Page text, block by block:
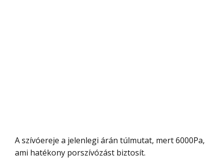
A szívóereje a jelenlegi árán túlmutat, mert 6000Pa,
ami hatékony porszívózást biztosít.